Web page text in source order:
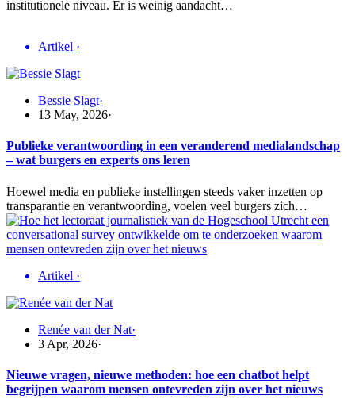
institutionele niveau. Er is weinig aandacht…
Artikel ·
Bessie Slagt·
13 May, 2026·
Publieke verantwoording in een veranderend medialandschap
– wat burgers en experts ons leren
Hoewel media en publieke instellingen steeds vaker inzetten op
transparantie en verantwoording, voelen veel burgers zich…
Artikel ·
Renée van der Nat·
3 Apr, 2026·
Nieuwe vragen, nieuwe methoden: hoe een chatbot helpt
begrijpen waarom mensen ontevreden zijn over het nieuws